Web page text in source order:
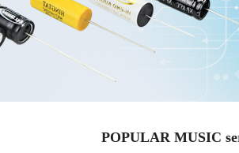
POPULAR MUSIC